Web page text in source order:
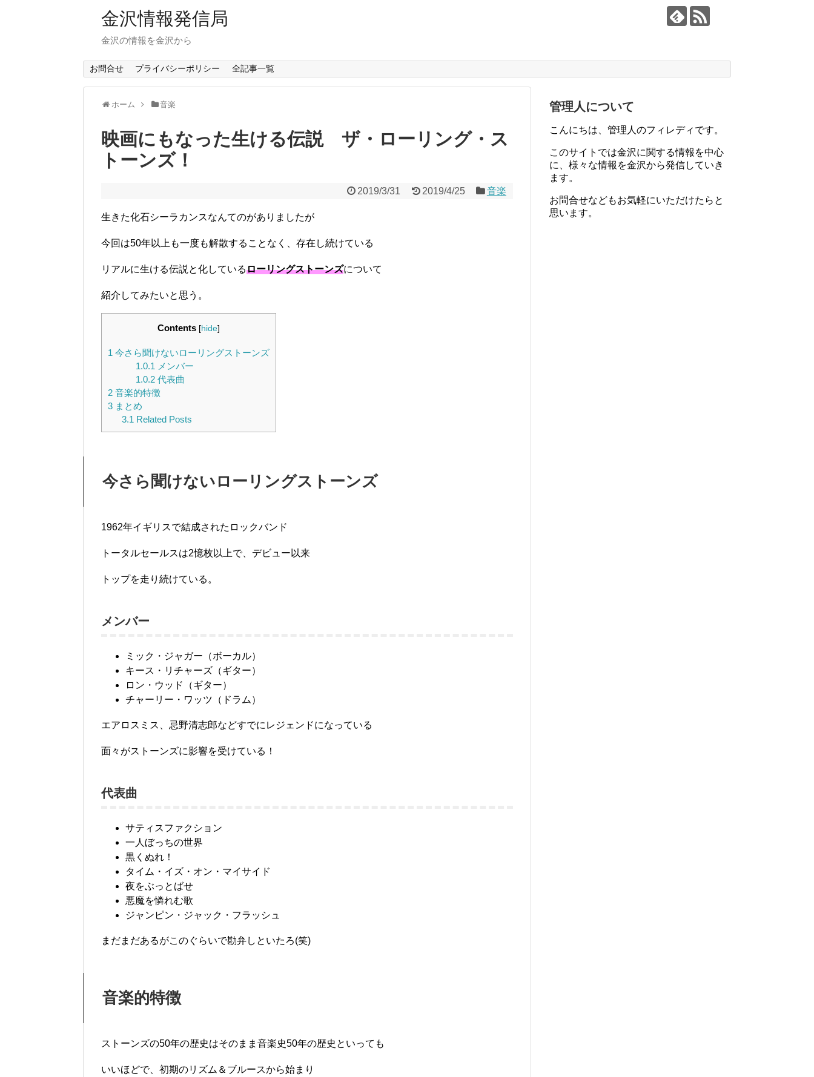
金沢情報発信局
金沢の情報を金沢から
お問合せ プライバシーポリシー 全記事一覧
ホーム 音楽
映画にもなった生ける伝説 ザ・ローリング・ス
トーンズ！
2019/3/31 2019/4/25 音楽
生きた化石シーラカンスなんてのがありましたが
今回は50年以上も一度も解散することなく、存在し続けている
リアルに生ける伝説と化しているローリングストーンズについて
紹介してみたいと思う。
Contents [hide]
1 今さら聞けないローリングストーンズ
1.0.1 メンバー
1.0.2代表曲
2 音楽的特徴
3 まとめ
3.1 Related Posts
今さら聞けないローリングストーンズ
1962年イギリスで結成されたロックバンド
トータルセールスは2憶枚以上で、デビュー以来
トップを走り続けている。
メンバー
ミック・ジャガー（ボーカル）
キース・リチャーズ（ギター）
ロン・ウッド（ギター）
チャーリー・ワッツ（ドラム）
エアロスミス、忌野清志郎などすでにレジェンドになっている
面々がストーンズに影響を受けている！
代表曲
サティスファクション
一人ぼっちの世界
黒くぬれ！
タイム・イズ・オン・マイサイド
夜をぶっとばせ
悪魔を憐れむ歌
ジャンピン・ジャック・フラッシュ
まだまだあるがこのぐらいで勘弁しといたろ(笑)
音楽的特徴
ストーンズの50年の歴史はそのまま音楽史50年の歴史といっても
いいほどで、初期のリズム＆ブルースから始まり
管理人について
こんにちは、管理人のフィレディです。
このサイトでは金沢に関する情報を中心
に、様々な情報を金沢から発信していき
ます。
お問合せなどもお気軽にいただけたらと
思います。